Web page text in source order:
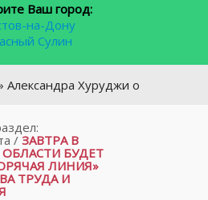
Ваш город:
на-Дону
Сулин
Хуруджи отсудила у МРСК
/ ЗАВТРА В
БУДЕТ
ЛИНИЯ»
ТРУДА И